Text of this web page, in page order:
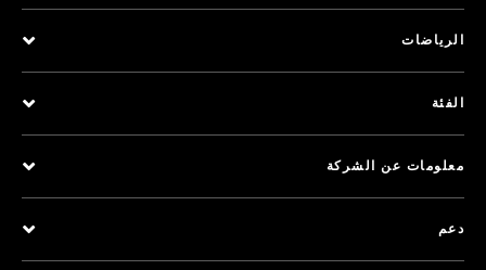
الرياضات
الفئة
معلومات عن الشركة
دعم